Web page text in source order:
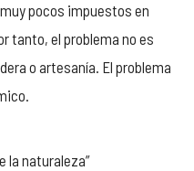
pocos impuestos en
tanto, el problema no es
o artesanía. El problema
la naturaleza”